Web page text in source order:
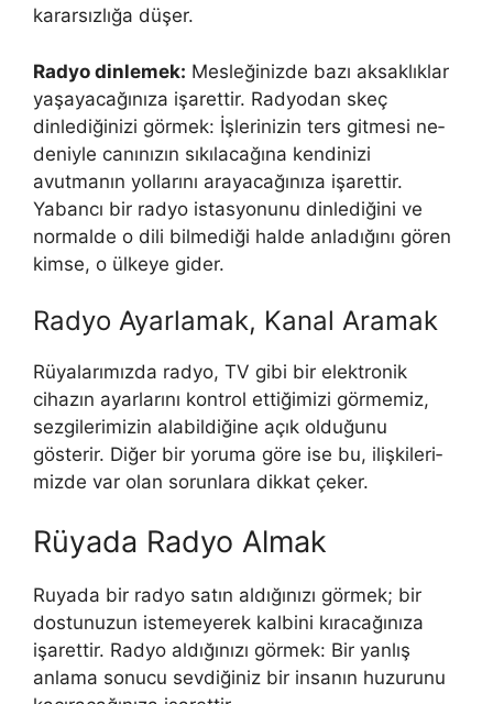
kararsızlığa düşer.
Radyo dinlemek: Mesleğinizde bazı aksaklıklar
yaşayacağınıza işarettir. Radyodan skeç
dinlediğinizi görmek: İşlerinizin ters gitmesi ne­
deniyle canınızın sıkılacağına kendinizi
avutmanın yollarını arayacağınıza işarettir.
Yabancı bir radyo istasyonunu dinlediğini ve
normalde o dili bilmediği halde anladığını gören
kimse, o ülkeye gider.
Radyo Ayarlamak, Kanal Aramak
Rüyalarımızda radyo, TV gibi bir elektronik
cihazın ayarlarını kontrol ettiğimizi görmemiz,
sezgilerimizin alabildiğine açık olduğunu
gösterir. Diğer bir yoruma göre ise bu, ilişkileri­
mizde var olan sorunlara dikkat çeker.
Rüyada Radyo Almak
Ruyada bir radyo satın aldığınızı görmek; bir
dostunuzun istemeyerek kalbini kıracağınıza
işarettir. Radyo aldığınızı görmek: Bir yanlış
anlama sonucu sevdiğiniz bir insanın huzurunu